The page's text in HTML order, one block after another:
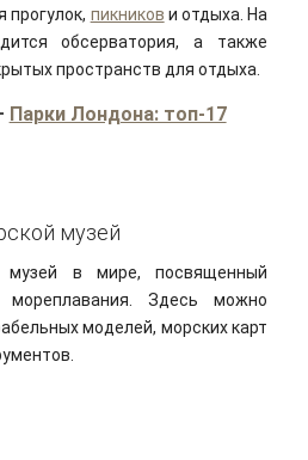
прогулок, пикников и отдыха. На
обсерватория, а также
пространств для отдыха.
Парки Лондона: топ-17
музей
музей в мире, посвященный
мореплавания. Здесь можно
моделей, морских карт